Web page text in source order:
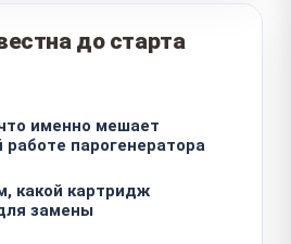
до старта
именно мешает
работе парогенератора
какой картридж
замены